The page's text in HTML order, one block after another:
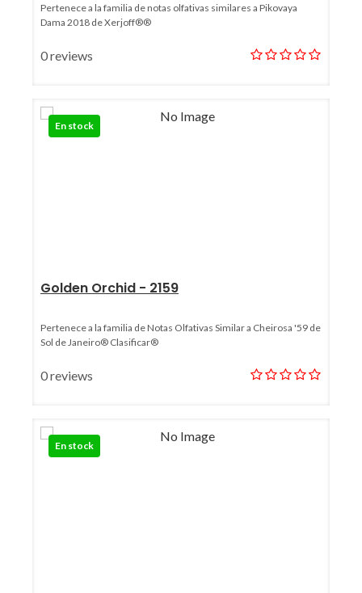
Pertenece a la familia de notas olfativas similares a Pikovaya
Dama 2018 de Xerjoff®®
0 reviews
En stock
Golden Orchid - 2159
Pertenece a la familia de Notas Olfativas Similar a Cheirosa '59 de
Sol de Janeiro® Clasificar®
0 reviews
En stock